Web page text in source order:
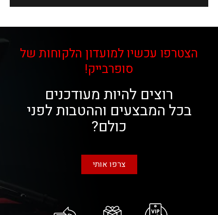
הצטרפו עכשיו למועדון הלקוחות של
סופרבייק!
רוצים להיות מעודכנים
בכל המבצעים וההטבות לפני
כולם?
צרפו אותי